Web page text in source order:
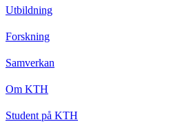
Utbildning
Forskning
Samverkan
Om KTH
Student på KTH